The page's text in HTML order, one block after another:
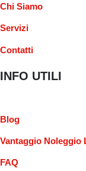
Chi Siamo
Servizi
Contatti
INFO UTILI
Blog
Vantaggio Noleggio
FAQ